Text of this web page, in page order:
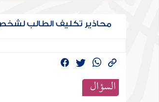
محاذير تكليف الطالب
السؤال